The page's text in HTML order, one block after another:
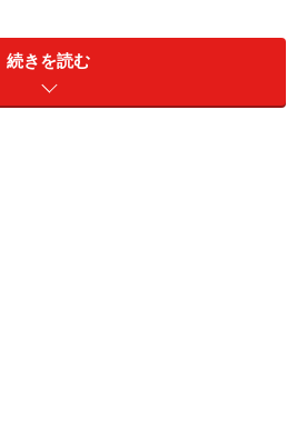
るのは、健康な証拠。
続きを読む